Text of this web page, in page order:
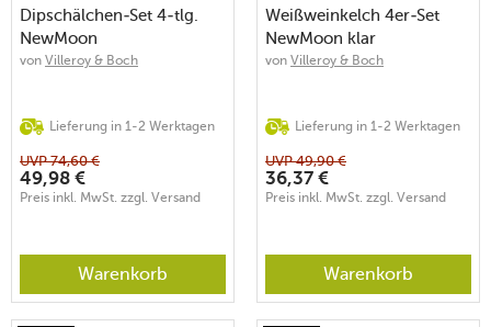
Dipschälchen-Set 4-tlg.
NewMoon
von Villeroy & Boch
Lieferung in 1-2 Werktagen
UVP74,60 €
49,98 €
Preis inkl. MwSt. zzgl. Versand
Warenkorb
Weißweinkelch 4er-Set
NewMoon klar
von Villeroy & Boch
Lieferung in 1-2 Werktagen
UVP49,90 €
36,37 €
Preis inkl. MwSt. zzgl. Versand
Warenkorb